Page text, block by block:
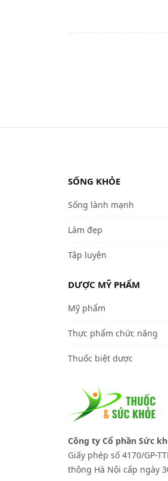
SỐNG KHỎE
Sống lành mạnh
Làm đẹp
Tập luyện
DƯỢC MỸ PHẨM
Mỹ phẩm
Thực phẩm chức năng
Thuốc biệt dược
Công ty Cổ phần Sức
Giấy phép số 4170/GP-
thông Hà Nội cấp ngày